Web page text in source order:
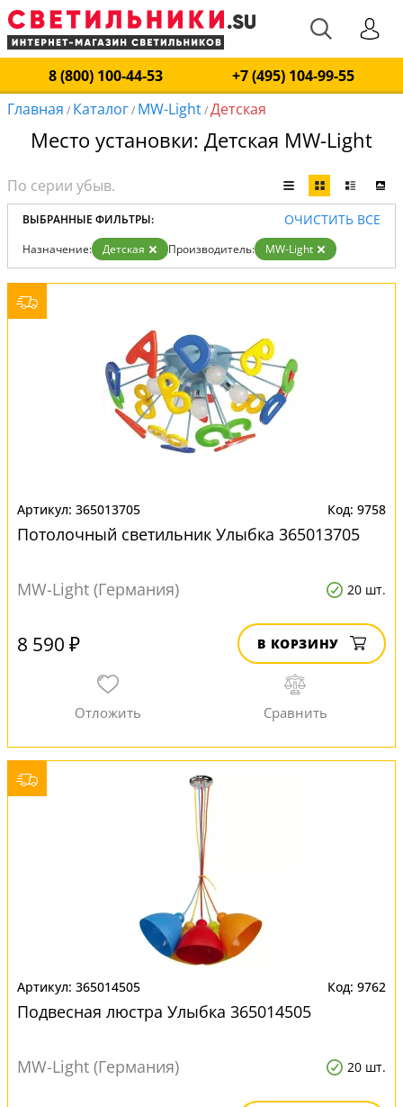
8 (800) 100-44-53
+7 (495) 104-99-55
Главная / Каталог/ MW-Light/Детская
Место установки: Детская MW-Light
ВЫБРАННЫЕ ФИЛЬТРЫ: ОЧИСТИТЬ ВСЕ
Назначение: Детская Производитель: MW-Light
365013705 9758
Потолочный светильник Улыбка 365013705
MW-Light (Германия) 20 шт.
8 590 ₽ В КОРЗИНУ
365014505 9762
Подвесная люстра Улыбка 365014505
MW-Light (Германия) 20 шт.